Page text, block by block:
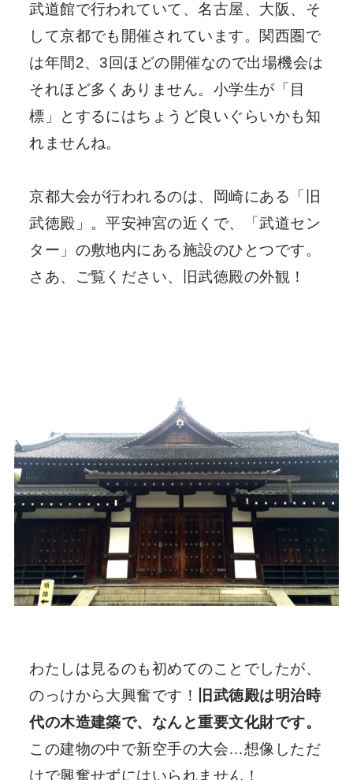
武道館で行われていて、名古屋、大阪、そ
して京都でも開催されています。関西圏で
は年間2、3回ほどの開催なので出場機会は
それほど多くありません。小学生が「目
標」とするにはちょうど良いぐらいかも知
れませんね。
京都大会が行われるのは、岡崎にある「旧
武徳殿」。平安神宮の近くで、「武道セン
ター」の敷地内にある施設のひとつです。
さあ、ご覧ください、旧武徳殿の外観！
わたしは見るのも初めてのことでしたが、
のっけから大興奮です！
旧武徳殿は明治時
代の木造建築で、なんと重要文化財です。
この建物の中で新空手の大会…想像しただ
けで興奮せずにはいられません！